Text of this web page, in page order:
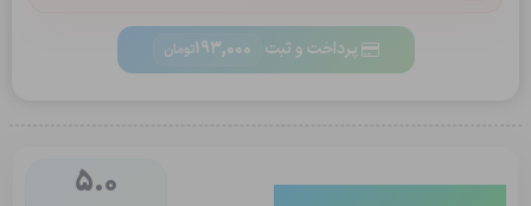
پرداخت و ثبت 193,000تومان
5.0